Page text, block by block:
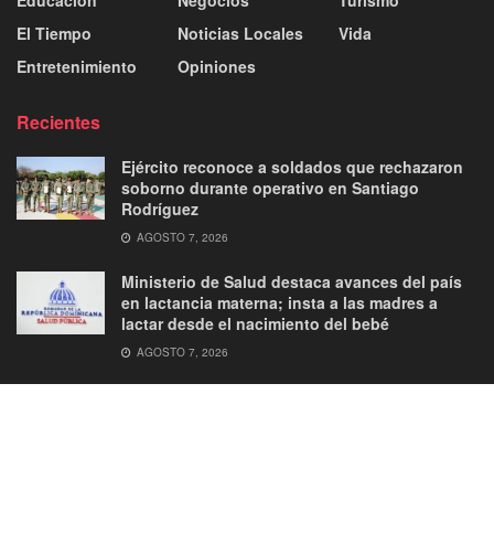
El Tiempo
Entretenimiento
Noticias Locales
Opiniones
Vida
Recientes
Ejército reconoce a soldados que rechazaron
soborno durante operativo en Santiago
Rodríguez
AGOSTO 7, 2026
Ministerio de Salud destaca avances del país
en lactancia materna; insta a las madres a
lactar desde el nacimiento del bebé
AGOSTO 7, 2026